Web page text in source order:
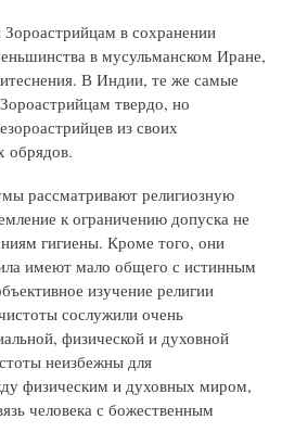
в сохранении
в мусульманском Иране,
В Индии, те же самые
твердо, но
из своих
обрядов.
рассматривают религиозную
к ограничению допуска не
гигиены. Кроме того, они
имеют мало общего с истинным
изучение религии
сослужили очень
физической и духовной
неизбежны для
физическим и духовных миром,
человека с божественным